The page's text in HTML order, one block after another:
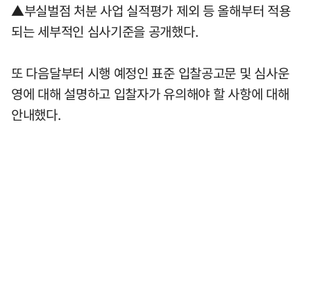
▲부실벌점 처분 사업 실적평가 제외 등 올해부터 적용
되는 세부적인 심사기준을 공개했다.
또 다음달부터 시행 예정인 표준 입찰공고문 및 심사운
영에 대해 설명하고 입찰자가 유의해야 할 사항에 대해
안내했다.